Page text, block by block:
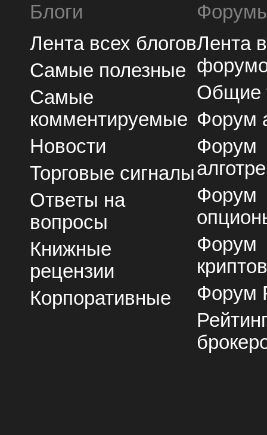
Блоги
Лента всех блогов
Самые полезные
Самые
комментируемые
Новости
Торговые сигналы
Ответы на
вопросы
Книжные
рецензии
Корпоративные
Лента
Общие
Форум
Форум
Форум
Форум
Форум